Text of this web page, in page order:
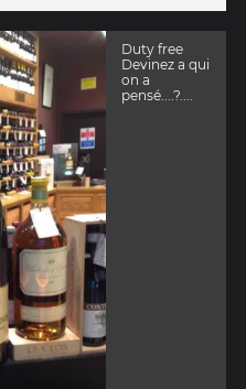
Duty free
Devinez a qui
on a
pensé....?....